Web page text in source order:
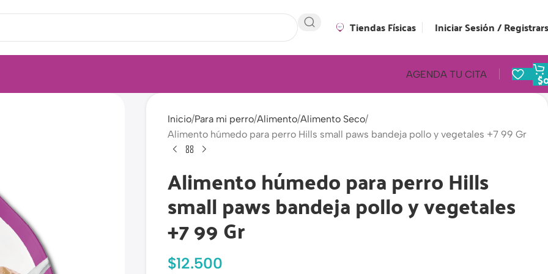
Tiendas Físicas Iniciar Sesión /
AGENDA TU CITA $
Inicio Para mi perro Alimento Alimento Seco
Alimento húmedo para perro Hills small paws bandeja pollo y vegetales +7 99 Gr
Alimento húmedo para perro Hills
small paws bandeja pollo y vegetales
+7 99 Gr
$12.500